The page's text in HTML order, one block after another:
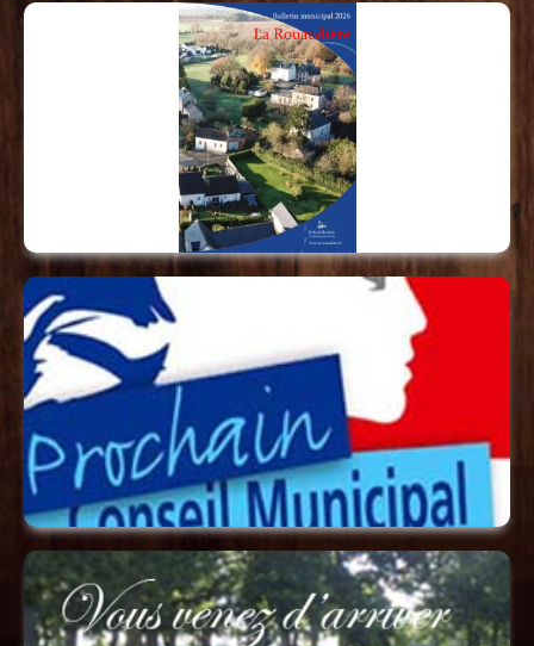
Voici la version numérique de votre bulletin
municipal 2026, vous y trouverez toutes les
informations utiles sur votre commune.
Cliquez ici pour le télécharger
La prochaine réunion
du conseil municipal
se tiendra
18 juin 2026 à 20h00
==>
Convocation ici
<==